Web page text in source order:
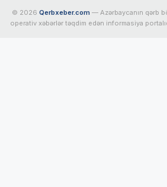
© 2026 Qerbxeber.com — Azərbaycanın qərb
operativ xəbərlər təqdim edən informasiya